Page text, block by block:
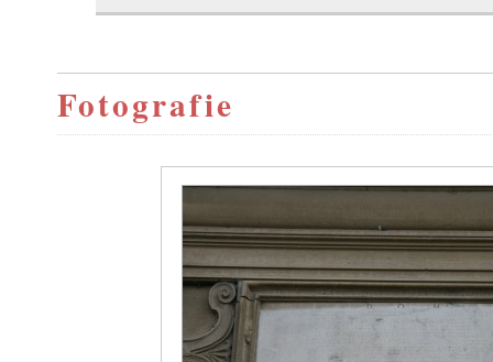
Fotografie